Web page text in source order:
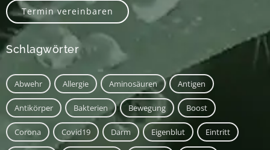
Termin vereinbaren
Schlagwörter
Abwehr Allergie Aminosäuren Antigen
Antikörper Bakterien Bewegung Boost
Corona Covid19 Darm Eigenblut Eintritt